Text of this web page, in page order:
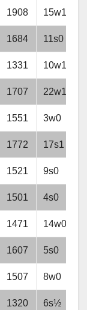
1908 15w1
1684 11s0
1331 10w1
1707 22w1
1551 3w0
1772 17s1
1521 9s0
1501 4s0
1471 14w0
1607 5s0
1507 8w0
1320 6s½